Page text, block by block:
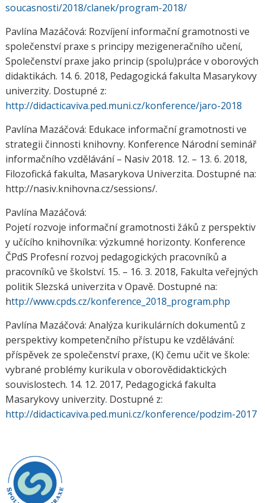
soucasnosti/2018/clanek/program-2018/
Pavlína Mazáčová: Rozvíjení informační gramotnosti ve
společenství praxe s principy mezigeneračního učení,
Společenství praxe jako princip (spolu)práce v oborových
didaktikách. 14. 6. 2018, Pedagogická fakulta Masarykovy
univerzity. Dostupné z:
http://didacticaviva.ped.muni.cz/konference/jaro-2018
Pavlína Mazáčová: Edukace informační gramotnosti ve
strategii činnosti knihovny. Konference Národní seminář
informačního vzdělávání – Nasiv 2018. 12. – 13. 6. 2018,
Filozofická fakulta, Masarykova Univerzita. Dostupné na:
http://nasiv.knihovna.cz/sessions/.
Pavlína Mazáčová:
Pojetí rozvoje informační gramotnosti žáků z perspektiv
y učícího knihovníka: výzkumné horizonty. Konference
ČPdS Profesní rozvoj pedagogických pracovníků a
pracovníků ve školství. 15. – 16. 3. 2018, Fakulta veřejných
politik Slezská univerzita v Opavě. Dostupné na:
http://www.cpds.cz/konference_2018_program.php
Pavlína Mazáčová: Analýza kurikulárních dokumentů z
perspektivy kompetenčního přístupu ke vzdělávání:
příspěvek ze společenství praxe, (K) čemu učit ve škole:
vybrané problémy kurikula v oborovědidaktických
souvislostech. 14. 12. 2017, Pedagogická fakulta
Masarykovy univerzity. Dostupné z:
http://didacticaviva.ped.muni.cz/konference/podzim-2017